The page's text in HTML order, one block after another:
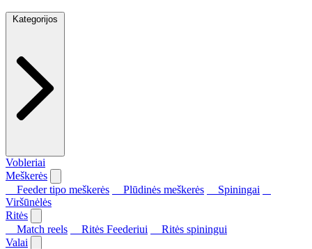
Kategorijos
Vobleriai
Meškerės
Feeder tipo meškerės
Plūdinės meškerės
Spiningai
Viršūnėlės
Ritės
Match reels
Ritės Feederiui
Ritės spiningui
Valai